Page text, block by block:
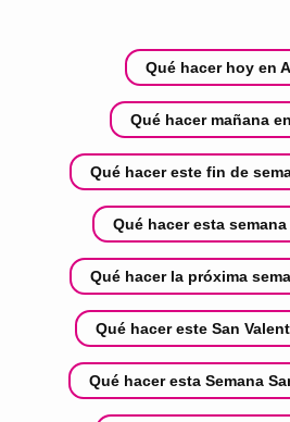
Qué hacer hoy en
Qué hacer mañana
Qué hacer este fin de
Qué hacer esta
Qué hacer la próxima
Qué hacer este San
Qué hacer esta Semana